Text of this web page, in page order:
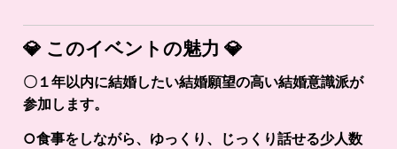
💎 このイベントの魅力 💎
〇１年以内に結婚したい結婚願望の高い結婚意識派が
参加します。
○食事をしながら、ゆっくり、じっくり話せる少人数